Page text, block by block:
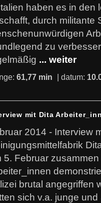
haben es in den
durch militante
zu
... weiter
61,77 min | datum:
mit Dita
2014 - Interview
5. Februar
brutal angegriffen
sich v.a. junge